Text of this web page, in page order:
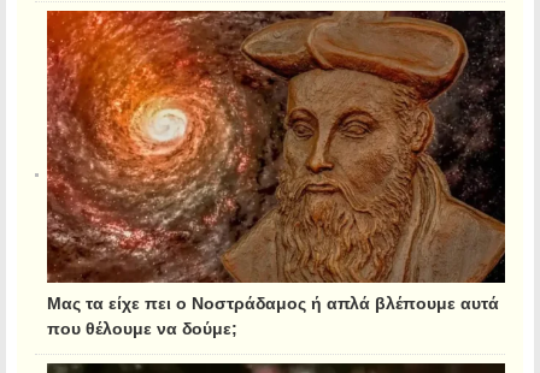
Μας τα είχε πει ο Νοστράδαμος ή απλά βλέπουμε αυτά
που θέλουμε να δούμε;